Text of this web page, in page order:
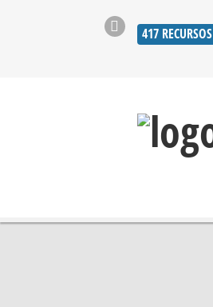
417 RECURSOS